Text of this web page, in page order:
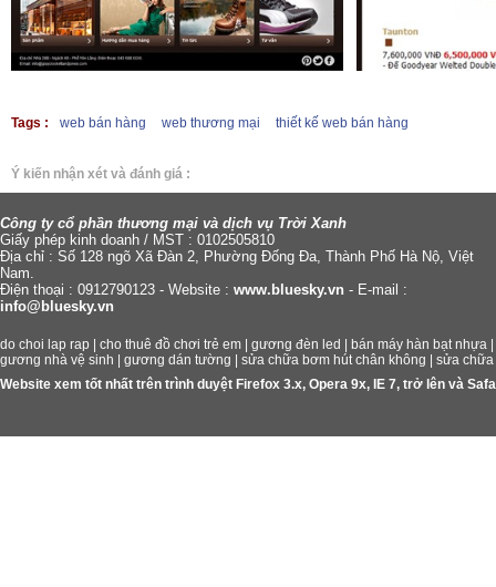
Tags :
Ý kiến nhận xét và đánh giá :
Công ty cổ phần thương mại và dịch vụ Trời Xanh
Giấy phép kinh doanh / MST : 0102505810
Địa chỉ : Số 128 ngõ Xã Đàn 2, Phường Đống Đa, Thành Phố Hà Nộ, Việt
Nam.
Điện thoại : 0912790123 - Website : www.bluesky.vn - E-mail :
info@bluesky.vn
do choi lap rap cho thuê đồ chơi trẻ em gương đèn led bán máy hàn bạt nhựa
gương nhà vệ sinh
gương dán tường sửa chữa bơm hút chân không
sửa chữa
Website xem tốt nhất trên trình duyệt Firefox 3.x, Opera 9x, IE 7, trở lên và